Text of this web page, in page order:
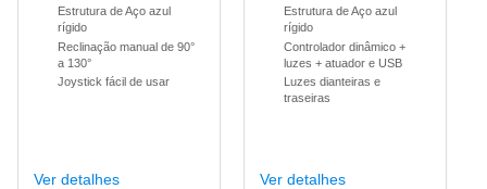
Estrutura de Aço azul
rígido
Reclinação manual de 90°
a 130°
Joystick fácil de usar
Ver detalhes
Estrutura de Aço azul
rígido
Controlador dinâmico +
luzes + atuador e USB
Luzes dianteiras e
traseiras
Ver detalhes